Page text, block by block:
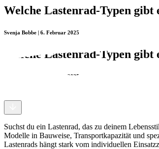
Welche Lastenrad-Typen gibt
Svenja Bobbe | 6. Februar 2025
Welche Lastenrad-Typen gibt
Svenja Bobbe | 6. Februar 2025
Suchst du ein Lastenrad, das zu deinem
Modelle in Bauweise, Transportkapazität und
Lastenrads hängt stark vom individuellen